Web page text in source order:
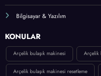
Bilgisayar & Yazılım
KONULAR
Arçelik bulaşık makinesi Arçelik
Arçelik bulaşık makinesi resetleme